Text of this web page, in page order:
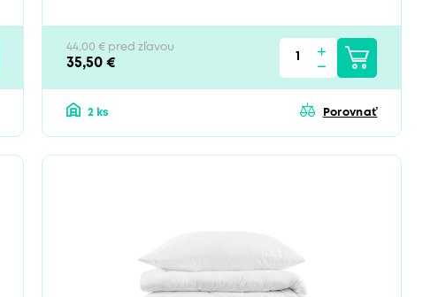
44,00 € pred zľavou
35,50 €
2 ks Porovnať